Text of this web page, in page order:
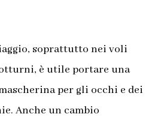
soprattutto nei voli
è utile portare una
per gli occhi e dei
Anche un cambio